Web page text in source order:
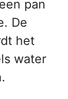
pan
De
het
water